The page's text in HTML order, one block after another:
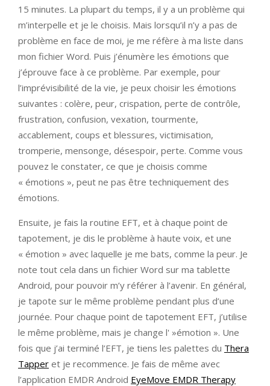
15 minutes. La plupart du temps, il y a un problème qui
m’interpelle et je le choisis. Mais lorsqu’il n’y a pas de
problème en face de moi, je me réfère à ma liste dans
mon fichier Word. Puis j’énumère les émotions que
j’éprouve face à ce problème. Par exemple, pour
l’imprévisibilité de la vie, je peux choisir les émotions
suivantes : colère, peur, crispation, perte de contrôle,
frustration, confusion, vexation, tourmente,
accablement, coups et blessures, victimisation,
tromperie, mensonge, désespoir, perte. Comme vous
pouvez le constater, ce que je choisis comme
« émotions », peut ne pas être techniquement des
émotions.
Ensuite, je fais la routine EFT, et à chaque point de
tapotement, je dis le problème à haute voix, et une
« émotion » avec laquelle je me bats, comme la peur. Je
note tout cela dans un fichier Word sur ma tablette
Android, pour pouvoir m’y référer à l’avenir. En général,
je tapote sur le même problème pendant plus d’une
journée. Pour chaque point de tapotement EFT, j’utilise
le même problème, mais je change l' »émotion ». Une
fois que j’ai terminé l’EFT, je tiens les palettes du Thera
Tapper et je recommence. Je fais de même avec
l’application EMDR Android EyeMove EMDR Therapy